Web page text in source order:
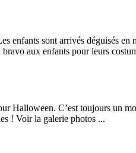
enfants sont arrivés déguisés en
aux enfants pour leurs
Halloween. C’est toujours un
! Voir la galerie photos ...